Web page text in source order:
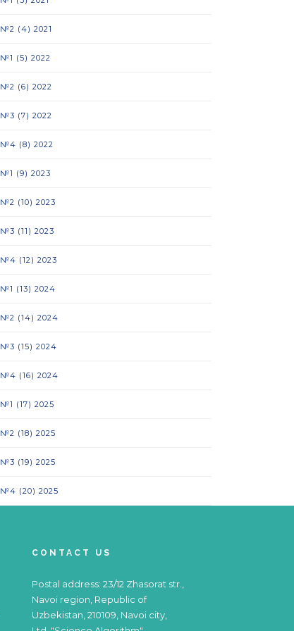
№2 (4) 2021
№1 (5) 2022
№2 (6) 2022
№3 (7) 2022
№4 (8) 2022
№1 (9) 2023
№2 (10) 2023
№3 (11) 2023
№4 (12) 2023
№1 (13) 2024
№2 (14) 2024
№3 (15) 2024
№4 (16) 2024
№1 (17) 2025
№2 (18) 2025
№3 (19) 2025
№4 (20) 2025
CONTACT US
Postal address: 23/12 Zhasorat str.,
Navoi region, Republic of
Uzbekistan, 210109, Navoi city,